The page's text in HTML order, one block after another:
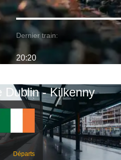
Dernier train:
20:20
Dublin - Kilkenny
Départs